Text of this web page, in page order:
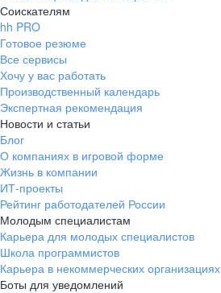
Соискателям
hh PRO
Готовое резюме
Все сервисы
Хочу у вас работать
Производственный календарь
Экспертная рекомендация
Новости и статьи
Блог
О компаниях в игровой форме
Жизнь в компании
ИТ-проекты
Рейтинг работодателей России
Молодым специалистам
Карьера для молодых специалистов
Школа программистов
Карьера в некоммерческих организациях
Боты для уведомлений